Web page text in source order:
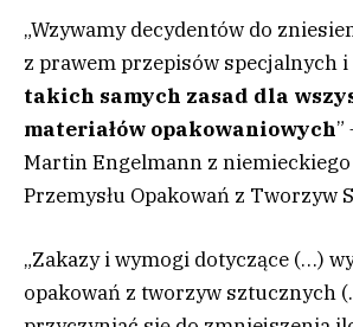
„Wzywamy decydentów do
z prawem przepisów specjalnych i
takich samych zasad dla
materiałów opakowaniowych
Martin Engelmann z
Przemysłu Opakowań z Tworzyw
„Zakazy i wymogi dotyczące (…)
opakowań z tworzyw sztucznych